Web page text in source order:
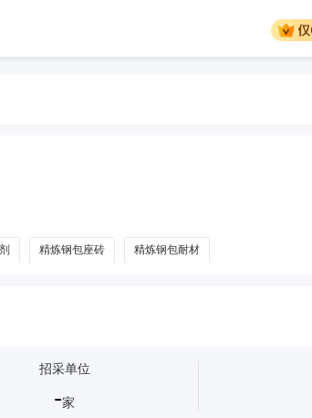
精炼钢包座砖 精炼钢包耐材
招采单位
-家